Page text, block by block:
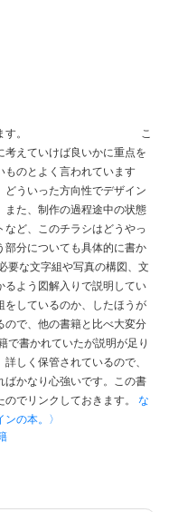
。
こ
えていけば良いかに重点を
ものとよく言われています
ういった方向性でデザイン
また、制作の過程途中の状態
ど、このチラシはどうやっ
部分についても具体的に書か
要な文字組や写真の構図、文
るよう図解入りで説明してい
をしているのか、したほうが
ので、他の書籍と比べ大変分
で書かれていたが説明が足り
しく保管されているので、
ばかなり心強いです。この書
でリンクしておきます。 な
の本。〉